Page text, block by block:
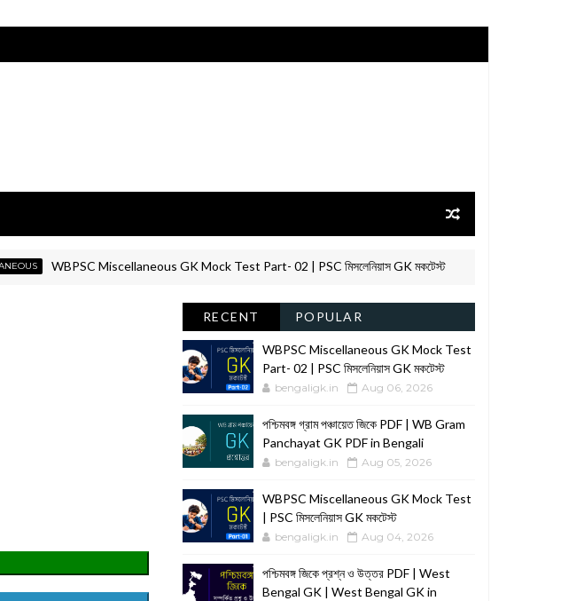
WBPSC Miscellaneous GK Mock Test Part- 02 | PSC মিসলেনিয়াস GK মকটেস্ট
RECENT POPULAR
WBPSC Miscellaneous GK Mock Test
Part- 02 | PSC মিসলেনিয়াস GK মকটেস্ট
bengaligk.in Aug 06, 2026
পশ্চিমবঙ্গ গ্রাম পঞ্চায়েত জিকে PDF | WB Gram
Panchayat GK PDF in Bengali
bengaligk.in Aug 05, 2026
WBPSC Miscellaneous GK Mock Test
| PSC মিসলেনিয়াস GK মকটেস্ট
bengaligk.in Aug 04, 2026
পশ্চিমবঙ্গ জিকে প্রশ্ন ও উত্তর PDF | West
Bengal GK | West Bengal GK in